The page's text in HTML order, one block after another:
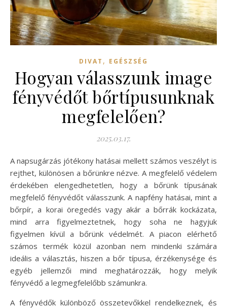
DIVAT , EGÉSZSÉG
Hogyan válasszunk image
fényvédőt bőrtípusunknak
megfelelően?
2025.03.17.
A napsugárzás jótékony hatásai mellett számos veszélyt is
rejthet, különösen a bőrünkre nézve. A megfelelő védelem
érdekében elengedhetetlen, hogy a bőrünk típusának
megfelelő fényvédőt válasszunk. A napfény hatásai, mint a
bőrpír, a korai öregedés vagy akár a bőrrák kockázata,
mind arra figyelmeztetnek, hogy soha ne hagyjuk
figyelmen kívül a bőrünk védelmét. A piacon elérhető
számos termék közül azonban nem mindenki számára
ideális a választás, hiszen a bőr típusa, érzékenysége és
egyéb jellemzői mind meghatározzák, hogy melyik
fényvédő a legmegfelelőbb számunkra.
A fényvédők különböző összetevőkkel rendelkeznek, és